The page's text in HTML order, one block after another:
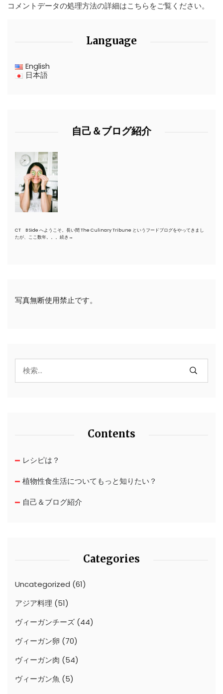
コメントデータの処理方法の詳細はこちらをご覧ください。
Language
English
日本語
自己＆ブログ紹介
CT B Side へようこそ。長い間 The Culinary Tribune というフードブログをやってきまし
たが、ここ数年。。。 続き→
写真無断使用禁止です。
Contents
レシピは？
植物性食生活についてもっと知りたい？
自己＆ブログ紹介
Categories
Uncategorized (61)
アジア料理 (51)
ヴィーガンチーズ (44)
ヴィーガン卵 (70)
ヴィーガン肉 (54)
ヴィーガン魚 (5)